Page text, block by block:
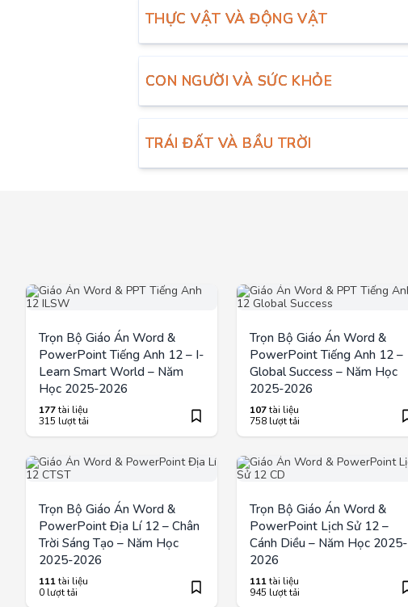
THỰC VẬT VÀ ĐỘNG VẬT
CON NGƯỜI VÀ SỨC KHỎE
TRÁI ĐẤT VÀ BẦU TRỜI
Trọn Bộ Giáo Án Word &
PowerPoint Tiếng Anh 12 – I-
Learn Smart World – Năm
Học 2025-2026
177tài liệu
315 lượt tải
Trọn Bộ Giáo Án Word &
PowerPoint Tiếng Anh 12 –
Global Success – Năm Học
2025-2026
107tài liệu
758 lượt tải
Trọn Bộ Giáo Án Word &
PowerPoint Địa Lí 12 – Chân
Trời Sáng Tạo – Năm Học
2025-2026
111tài liệu
0 lượt tải
Trọn Bộ Giáo Án Word &
PowerPoint Lịch Sử 12 –
Cánh Diều – Năm Học 2025-
2026
111tài liệu
945 lượt tải